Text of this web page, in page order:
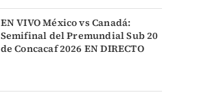
EN VIVO México vs Canadá:
Semifinal del Premundial Sub 20
de Concacaf 2026 EN DIRECTO